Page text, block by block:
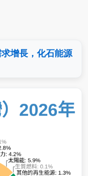
增長，化石能源